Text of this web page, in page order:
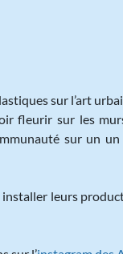
sur l’art
fleurir sur les
sur un
leurs